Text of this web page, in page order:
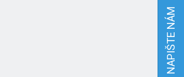
NAPIŠTE NÁM